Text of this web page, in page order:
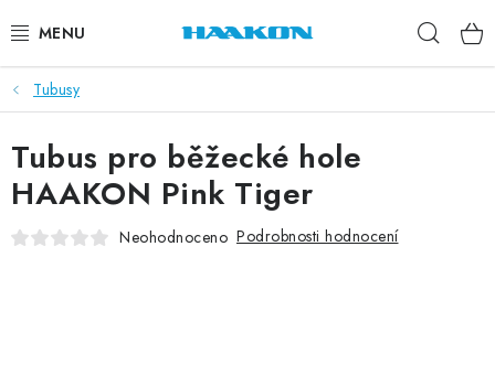
na
BĚŽECKÉ HOLE
NORDIC WALKING
TRAIL RUNNING
Tubusy
Tubus pro běžecké hole
HAAKON Pink Tiger
Neohodnoceno Podrobnosti hodnocení